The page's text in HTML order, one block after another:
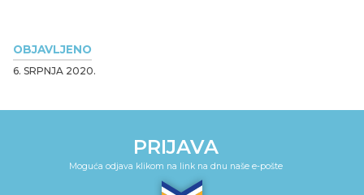
OBJAVLJENO
6. SRPNJA 2020.
PRIJAVA
Moguća odjava klikom na link na dnu naše e-pošte